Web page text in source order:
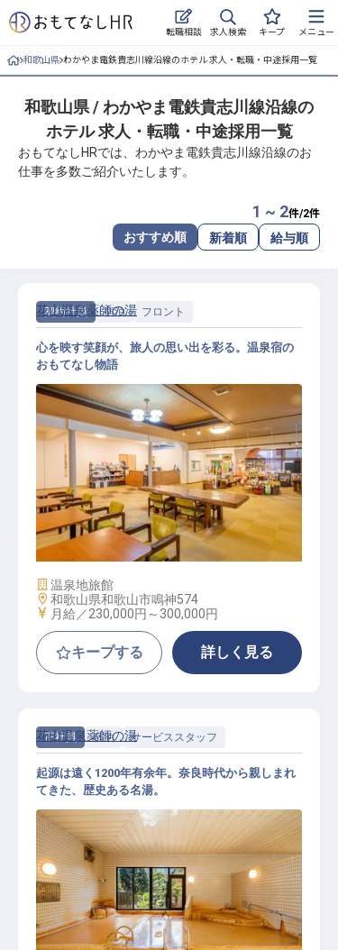
転職相談 求人検索 キープ メニュー
ログイン
求人・施設を探す
キープした求人
おもてなしHRについて
よくある質問
ホテル・宿泊業界情報コラム
無料 転職サポートに申し込む
採用をお考えの企業様へ
和歌山県 わかやま電鉄貴志川線沿線のホテル 求人・転職・中途採用一覧
和歌山県 / わかやま電鉄貴志川線沿線の
ホテル 求人・転職・中途採用一覧
おもてなしHRでは、わかやま電鉄貴志川線沿線のお
仕事を多数ご紹介いたします。
1 ~ 2件/2件
おすすめ順 新着順 給与順
契約社員 宿泊 フロント
フロント 館内業務
花山温泉薬師の湯
心を映す笑顔が、旅人の思い出を彩る。温泉宿の
おもてなし物語
施設業態
温泉地旅館
勤務地
和歌山県和歌山市鳴神574
給与
月給／230,000円～ 300,000円
キープする 詳しく見る
正社員 宿泊 サービススタッフ
フロント中心の旅館スタッフ（月8
日休み／残業ほぼなし／月給22万以
花山温泉薬師の湯
起源は遠く1200年有余年。奈良時代から親しまれ
てきた、歴史ある名湯。